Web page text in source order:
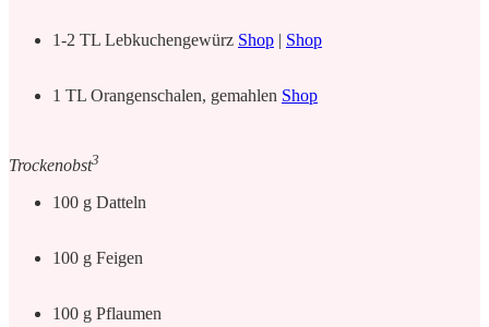
1-2 TL Lebkuchengewürz Shop | Shop
1 TL Orangenschalen, gemahlen Shop
Trockenobst3
100 g Datteln
100 g Feigen
100 g Pflaumen